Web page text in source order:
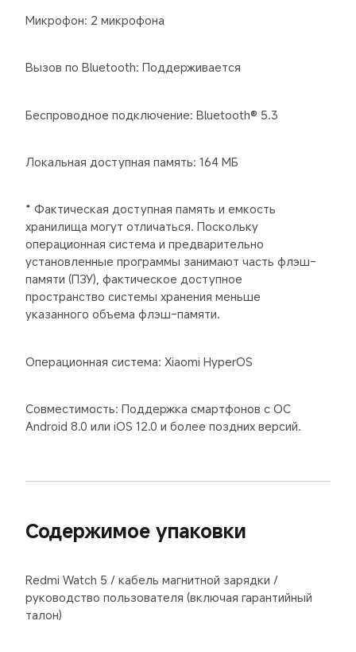
Микрофон: 2 микрофона
Вызов по Bluetooth: Поддерживается
Беспроводное подключение: Bluetooth® 5.3
Локальная доступная память: 164 МБ
* Фактическая доступная память и емкость
хранилища могут отличаться. Поскольку
операционная система и предварительно
установленные программы занимают часть флэш-
памяти (ПЗУ), фактическое доступное
пространство системы хранения меньше
указанного объема флэш-памяти.
Операционная система: Xiaomi HyperOS
Совместимость: Поддержка смартфонов с ОС
Android 8.0 или iOS 12.0 и более поздних версий.
Содержимое упаковки
Redmi Watch 5 / кабель магнитной зарядки /
руководство пользователя (включая гарантийный
талон)